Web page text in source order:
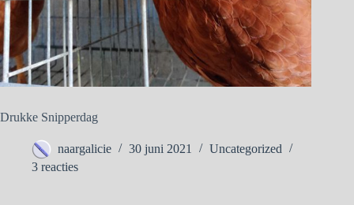
Drukke Snipperdag
naargalicie 30 juni 2021
Uncategorized
3 reacties